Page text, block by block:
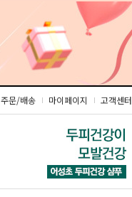
주문/배송 마이페이지 고객센터